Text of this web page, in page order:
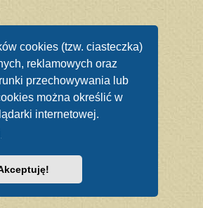
cookies (tzw. ciasteczka)
reklamowych oraz
przechowywania lub
można określić w
internetowej.